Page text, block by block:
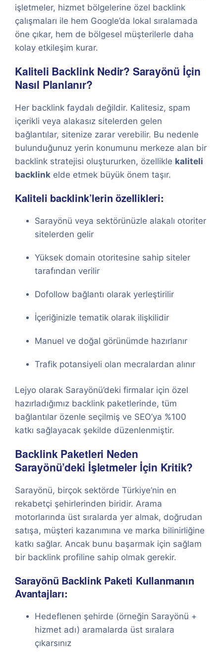
işletmeler, hizmet bölgelerine özel backlink
çalışmaları ile hem Google’da lokal sıralamada
öne çıkar, hem de bölgesel müşterilerle daha
kolay etkileşim kurar.
Kaliteli Backlink Nedir? Sarayönü İçin
Nasıl Planlanır?
Her backlink faydalı değildir. Kalitesiz, spam
içerikli veya alakasız sitelerden gelen
bağlantılar, sitenize zarar verebilir. Bu nedenle
bulunduğunuz yerin konumunu merkeze alan bir
backlink stratejisi oluştururken, özellikle kaliteli
backlink elde etmek büyük önem taşır.
Kaliteli backlink’lerin özellikleri:
Sarayönü veya sektörünüzle alakalı otoriter
sitelerden gelir
Yüksek domain otoritesine sahip siteler
tarafından verilir
Dofollow bağlantı olarak yerleştirilir
İçeriğinizle tematik olarak ilişkilidir
Manuel ve doğal görünümde hazırlanır
Trafik potansiyeli olan mecralardan alınır
Lejyo olarak Sarayönü’deki firmalar için özel
hazırladığımız backlink paketlerinde, tüm
bağlantılar özenle seçilmiş ve SEO’ya %100
katkı sağlayacak şekilde düzenlenmiştir.
Backlink Paketleri Neden
Sarayönü’deki İşletmeler İçin Kritik?
Sarayönü, birçok sektörde Türkiye’nin en
rekabetçi şehirlerinden biridir. Arama
motorlarında üst sıralarda yer almak, doğrudan
satışa, müşteri kazanımına ve marka bilinirliğine
katkı sağlar. Ancak bunu başarmak için sağlam
bir backlink profiline sahip olmak gerekir.
Sarayönü Backlink Paketi Kullanmanın
Avantajları:
Hedeflenen şehirde (örneğin Sarayönü +
hizmet adı) aramalarda üst sıralara
çıkarsınız